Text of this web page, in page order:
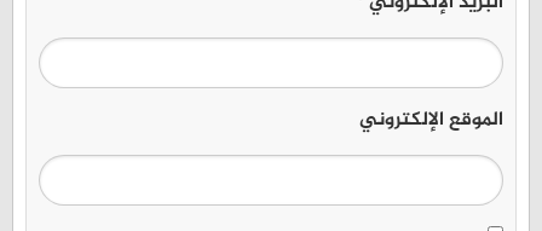
الموقع الإلكتروني